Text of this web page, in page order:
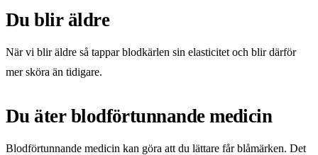
Du blir äldre
När vi blir äldre så tappar blodkärlen sin elasticitet och blir därför
mer sköra än tidigare.
Du äter blodförtunnande medicin
Blodförtunnande medicin kan göra att du lättare får blåmärken. Det